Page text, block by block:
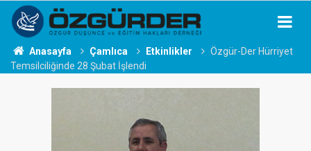
Anasayfa Çamlıca Etkinlikler
Özgür-Der Hürriyet
Temsilciliğinde 28 Şubat İşlendi